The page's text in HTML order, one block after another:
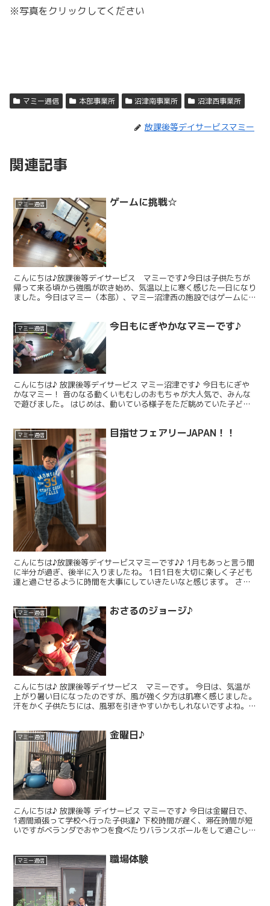
※写真をクリックしてください
マミー通信 本部事業所 沼津南事業所 沼津西事業所
放課後等デイサービスマミー
関連記事
マミー通信 ゲームに挑戦☆
こんにちは♪放課後等デイサービス マミーです♪今日は子供たちが
帰って来る頃から強風が吹き始め、気温以上に寒く感じた一日になり
ました。今日はマミー（本部）、マミー沼津西の施設ではゲームに挑
マミー通信 今日もにぎやかなマミーです♪
こんにちは♪ 放課後等デイサービス マミー沼津です♪ 今日もにぎや
かなマミー！ 音のなる動くいもむしのおもちゃが大人気で、みんな
で遊びました。 はじめは、動いている様子をただ眺めていた子ども
マミー通信 目指せフェアリーJAPAN！！
こんにちは♪放課後等デイサービスマミーです♪♪ 1月もあっと言う間
に半分が過ぎ、後半に入りましたね。 1日1日を大切に楽しく子ども
達と過ごせるように時間を大事にしていきたいなと感じます。 さて
マミー通信 おさるのジョージ♪
こんにちは♪ 放課後等デイサービス マミーです。 今日は、気温が
上がり暑い日になったのですが、風が強く夕方は肌寒く感じました。
汗をかく子供たちには、風邪を引きやすいかもしれないですよね。。
マミー通信 金曜日♪
こんにちは♪ 放課後等 デイサービス マミーです♪ 今日は金曜日で、
1週間頑張って学校へ行った子供達♪ 下校時間が遅く、滞在時間が短
いですがベランダでおやつを食べたりバランスボールをして過ごしま
マミー通信 職場体験